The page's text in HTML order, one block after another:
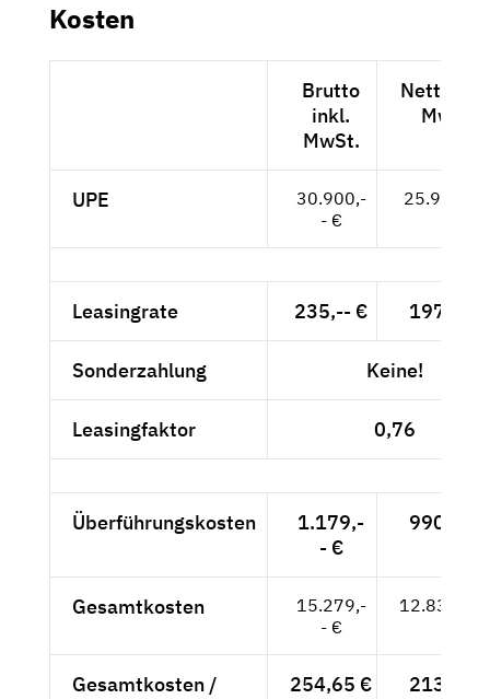
Kosten
Brutto
inkl.
MwSt.
Netto
MwSt.
UPE
30.900,-
- €
25.966,--
Leasingrate 235,-- € 197,48 €
Sonderzahlung Keine!
Leasingfaktor 0,76
Überführungskosten
1.179,-
- €
990,76 €
Gesamtkosten
15.279,-
- €
12.839,50
Gesamtkosten /
254,65 € 213,99 €